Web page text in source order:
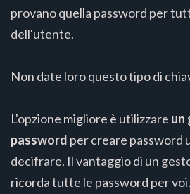
provano quella password per
dell'utente.
Non date loro questo tipo di
L'opzione migliore è utilizzare un
password per creare password
decifrare. Il vantaggio di un
ricorda tutte le password per